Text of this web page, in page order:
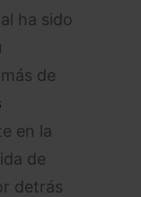
ha sido
de
en la
de
detrás